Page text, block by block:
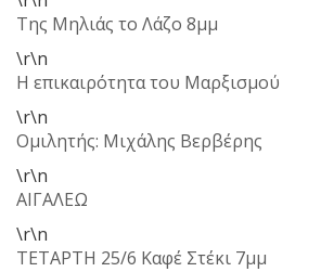
Της Μηλιάς το Λάζο 8μμ
\r\n
Η επικαιρότητα του Μαρξισμού
\r\n
Ομιλητής: Μιχάλης Βερβέρης
\r\n
ΑΙΓΑΛΕΩ
\r\n
ΤΕΤΑΡΤΗ 25/6 Καφέ Στέκι 7μμ